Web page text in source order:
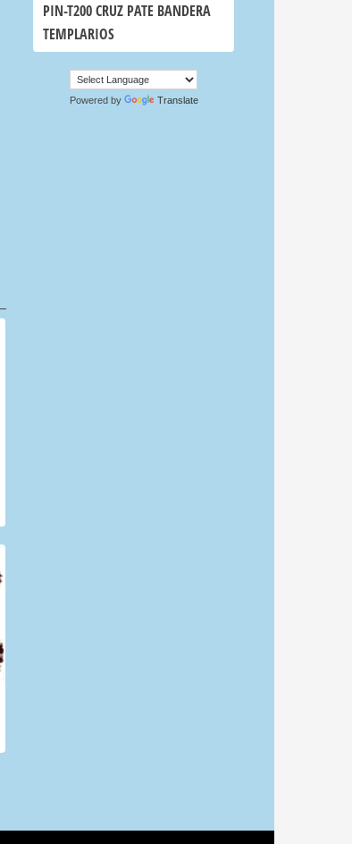
PIN-T200 CRUZ PATE BANDERA
TEMPLARIOS
Powered by Translate